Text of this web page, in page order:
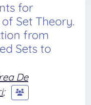
for
Set Theory.
from
Sets to
De
;